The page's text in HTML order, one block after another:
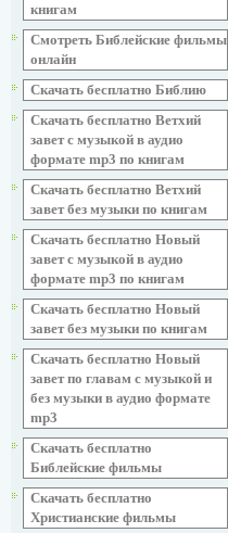
книгам
Смотреть Библейские фильмы
онлайн
Скачать бесплатно Библию
Скачать бесплатно Ветхий
завет с музыкой в аудио
формате mp3 по книгам
Скачать бесплатно Ветхий
завет без музыки по книгам
Скачать бесплатно Новый
завет с музыкой в аудио
формате mp3 по книгам
Скачать бесплатно Новый
завет без музыки по книгам
Скачать бесплатно Новый
завет по главам с музыкой и
без музыки в аудио формате
mp3
Скачать бесплатно
Библейские фильмы
Скачать бесплатно
Христианские фильмы